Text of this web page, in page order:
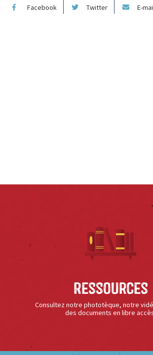
Facebook Twitter E-
Ressources
Consultez notre phototèque, notre
des documents en libre